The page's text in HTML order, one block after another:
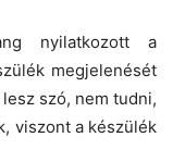
nyilatkozott a
megjelenését
szó, nem tudni,
viszont a készülék